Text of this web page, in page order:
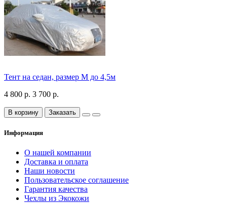
Тент на седан, размер М до 4,5м
4 800 р. 3 700 р.
В корзину Заказать
Информация
О нашей компании
Доставка и оплата
Наши новости
Пользовательское соглашение
Гарантия качества
Чехлы из Экокожи